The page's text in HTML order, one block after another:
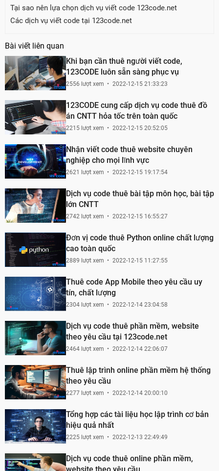
Tại sao nên lựa chọn dịch vụ viết code 123code.net
Các dịch vụ viết code tại 123code.net
Bài viết liên quan
Khi bạn cần thuê người viết code,
123CODE luôn sẵn sàng phục vụ
2556 lượt xem 2022-12-15 21:33:23
123CODE cung cấp dịch vụ code thuê đồ
án CNTT hỏa tốc trên toàn quốc
2215 lượt xem 2022-12-15 20:52:05
Nhận viết code thuê website chuyên
nghiệp cho mọi lĩnh vực
2621 lượt xem 2022-12-15 19:17:54
Dịch vụ code thuê bài tập môn học, bài tập
lớn CNTT
2742 lượt xem 2022-12-15 16:55:27
Đơn vị code thuê Python online chất lượng
cao toàn quốc
2889 lượt xem 2022-12-15 11:27:55
Thuê code App Mobile theo yêu cầu uy
tín, chất lượng
2304 lượt xem 2022-12-14 23:04:58
Dịch vụ code thuê phần mềm, website
theo yêu cầu tại 123code.net
2464 lượt xem 2022-12-14 22:06:07
Thuê lập trình online phần mềm hệ thống
theo yêu cầu
2277 lượt xem 2022-12-14 20:00:10
Tổng hợp các tài liệu học lập trình cơ bản
hiệu quả nhất
2225 lượt xem 2022-12-13 22:49:49
Dịch vụ code thuê online phần mềm,
website theo yêu cầu